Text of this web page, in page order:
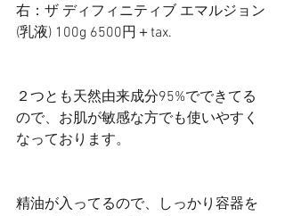
右：ザ ディフィニティブ エマルジョン
(乳液) 100g 6500円＋tax.
２つとも天然由来成分95%でできてる
ので、お肌が敏感な方でも使いやすく
なっております。
精油が入ってるので、しっかり容器を